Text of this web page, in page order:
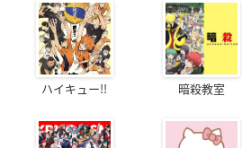
ハイキュー!! 暗殺教室